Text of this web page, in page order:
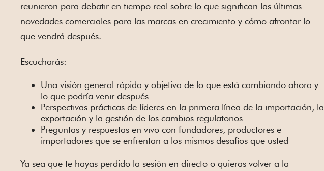
reunieron para debatir en tiempo real sobre lo que significan las últimas
novedades comerciales para las marcas en crecimiento y cómo afrontar lo
que vendrá después.
Escucharás:
Una visión general rápida y objetiva de lo que está cambiando ahora y
lo que podría venir después
Perspectivas prácticas de líderes en la primera línea de la importación, la
exportación y la gestión de los cambios regulatorios
Preguntas y respuestas en vivo con fundadores, productores e
importadores que se enfrentan a los mismos desafíos que usted
Ya sea que te hayas perdido la sesión en directo o quieras volver a la